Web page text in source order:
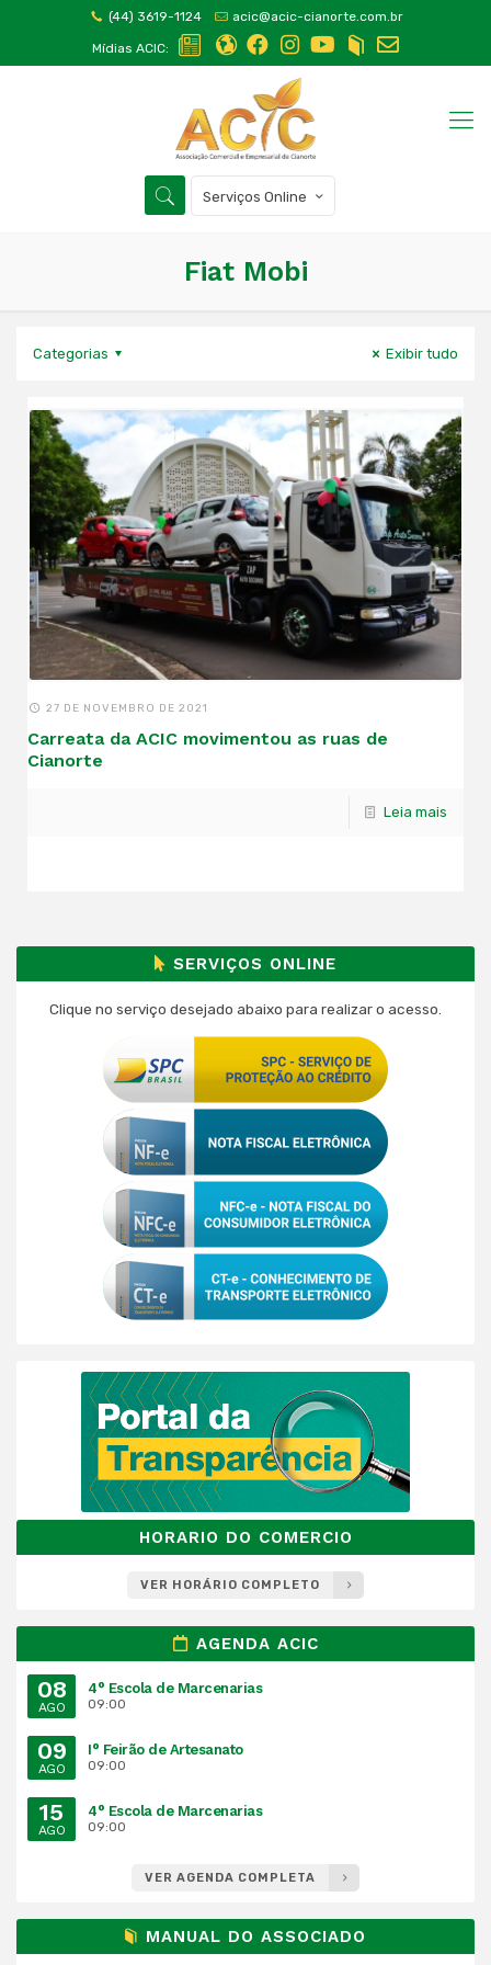
(44) 3619-1124 acic@acic-cianorte.com.br
Mídias ACIC:
Serviços Online
Fiat Mobi
Categorias Exibir tudo
27 DE NOVEMBRO DE 2021
Carreata da ACIC movimentou as ruas de
Cianorte
Leia mais
SERVIÇOS ONLINE
Clique no serviço desejado abaixo para realizar o acesso.
HORARIO DO COMERCIO
VER HORÁRIO COMPLETO
AGENDA ACIC
08
AGO
4° Escola de Marcenarias
09:00
09
AGO
I° Feirão de Artesanato
09:00
15
AGO
4° Escola de Marcenarias
09:00
VER AGENDA COMPLETA
MANUAL DO ASSOCIADO